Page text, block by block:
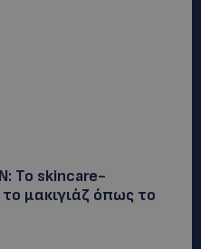
Το skincare-
μακιγιάζ όπως το